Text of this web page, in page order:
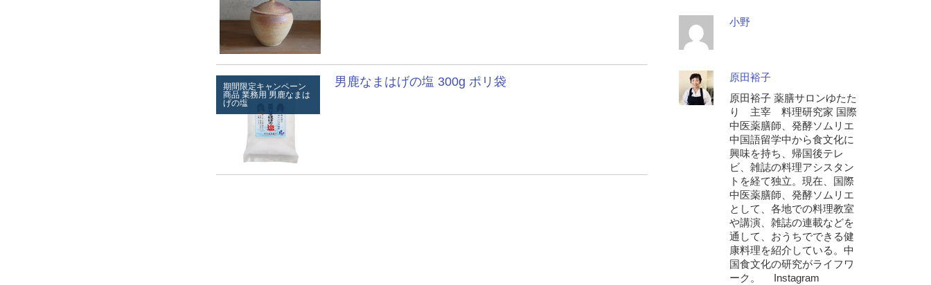
期間限定キャンペーン
商品 業務用 男鹿なまは
げの塩
男鹿なまはげの塩 300g ポリ袋
小野
原田裕子
原田裕子 薬膳サロンゆたた
り 主宰 料理研究家 国際
中医薬膳師、発酵ソムリエ
中国語留学中から食文化に
興味を持ち、帰国後テレ
ビ、雑誌の料理アシスタン
トを経て独立。現在、国際
中医薬膳師、発酵ソムリエ
として、各地での料理教室
や講演、雑誌の連載などを
通して、おうちでできる健
康料理を紹介している。中
国食文化の研究がライフワ
ーク。 Instagram